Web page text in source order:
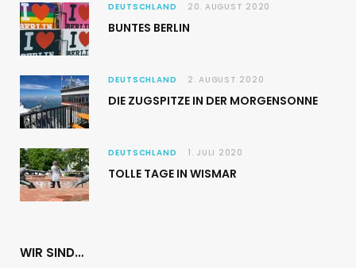
DEUTSCHLAND 20. AUGUST 2020
BUNTES BERLIN
DEUTSCHLAND 2. AUGUST 2020
DIE ZUGSPITZE IN DER MORGENSONNE
DEUTSCHLAND 1. JULI 2020
TOLLE TAGE IN WISMAR
WIR SIND…